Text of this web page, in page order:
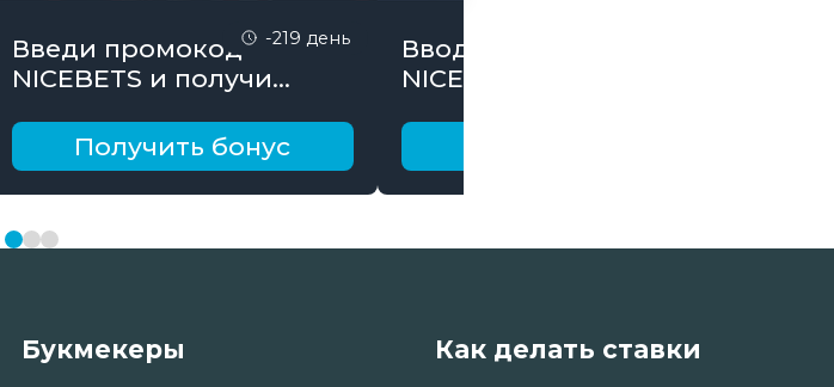
-219 день
Введи промокод
NICEBETS и получи
Получить бонус
Вводи Промокод
NICE15000 и забирай
Букмекеры Как делать ставки